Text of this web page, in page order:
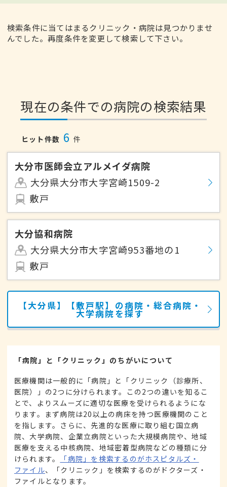
検索条件に当てはまるクリニック・病院は見つかりませ
んでした。再度条件を変更して検索して下さい。
現在の条件での病院の検索結果
ヒット件数 6 件
大分市医師会立アルメイダ病院
大分県大分市大字宮崎1509-2
敷戸
大分協和病院
大分県大分市大字宮崎953番地の1
敷戸
【大分県】【敷戸駅】の病院・総合病院・
大学病院を探す
「病院」と「クリニック」のちがいについて
医療機関は一般的に「病院」と「クリニック（診療所、
医院）」の2つに分けられます。この2つの違いを知るこ
とで、よりスムーズに適切な医療を受けられるようにな
ります。まず病院は20以上の病床を持つ医療機関のこと
を指します。さらに、先進的な医療に取り組む国立病
院、大学病院、企業立病院といった大規模病院や、地域
医療を支える中核病院、地域密着型病院などの種類に分
けられます。
「病院」を検索するのがホスピタルズ・
ファイル、「クリニック」を検索するのがドクターズ・
ファイルとなります。